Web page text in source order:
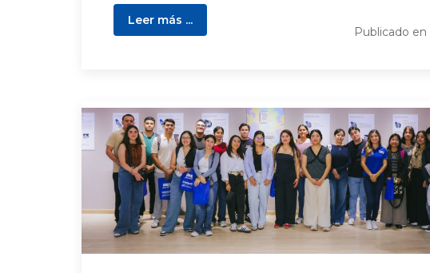
Leer más ...
Publicado en